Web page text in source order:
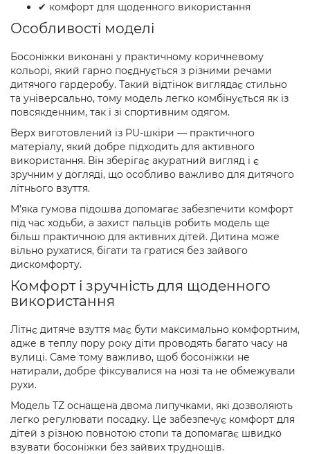
✔ комфорт для щоденного використання
Особливості моделі
Босоніжки виконані у практичному коричневому
кольорі, який гарно поєднується з різними речами
дитячого гардеробу. Такий відтінок виглядає стильно
та універсально, тому модель легко комбінується як із
повсякденним, так і зі спортивним одягом.
Верх виготовлений із PU-шкіри — практичного
матеріалу, який добре підходить для активного
використання. Він зберігає акуратний вигляд і є
зручним у догляді, що особливо важливо для дитячого
літнього взуття.
М’яка гумова підошва допомагає забезпечити комфорт
під час ходьби, а захист пальців робить модель ще
більш практичною для активних дітей. Дитина може
вільно рухатися, бігати та гратися без зайвого
дискомфорту.
Комфорт і зручність для щоденного
використання
Літнє дитяче взуття має бути максимально комфортним,
адже в теплу пору року діти проводять багато часу на
вулиці. Саме тому важливо, щоб босоніжки не
натирали, добре фіксувалися на нозі та не обмежували
рухи.
Модель TZ оснащена двома липучками, які дозволяють
легко регулювати посадку. Це забезпечує комфорт для
дітей з різною повнотою стопи та допомагає швидко
взувати босоніжки без зайвих труднощів.